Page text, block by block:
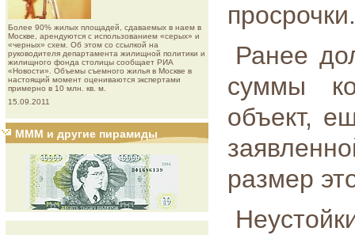
Более 90% жилых площадей, сдаваемых в наем в
Москве, арендуются с использованием «серых» и
«черных» схем. Об этом со ссылкой на
руководителя департамента жилищной политики и
жилищного фонда столицы сообщает РИА
«Новости». Объемы съемного жилья в Москве в
настоящий момент оцениваются экспертами
примерно в 10 млн. кв. м.
15.09.2011
МММ и другие пирамиды
Ранее
суммы
объект,
размер